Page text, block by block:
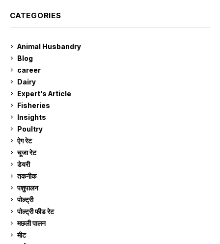
CATEGORIES
Animal Husbandry
Blog
career
Dairy
Expert's Article
Fisheries
Insights
Poultry
ऐग रेट
चूजा रेट
डेयरी
तकनीक
पशुपालन
पोल्ट्री
पोल्ट्री फीड रेट
मछली पालन
मीट